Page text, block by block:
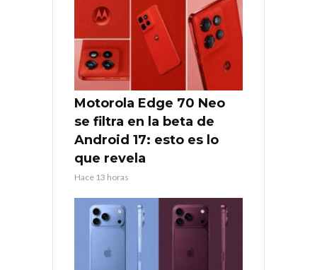
Motorola Edge 70 Neo
se filtra en la beta de
Android 17: esto es lo
que revela
Hace 13 horas